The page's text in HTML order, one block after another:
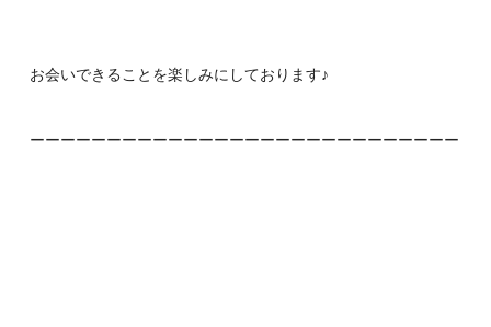
お会いできることを楽しみにしております♪
ーーーーーーーーーーーーーーーーーーーーーーーーーーーー